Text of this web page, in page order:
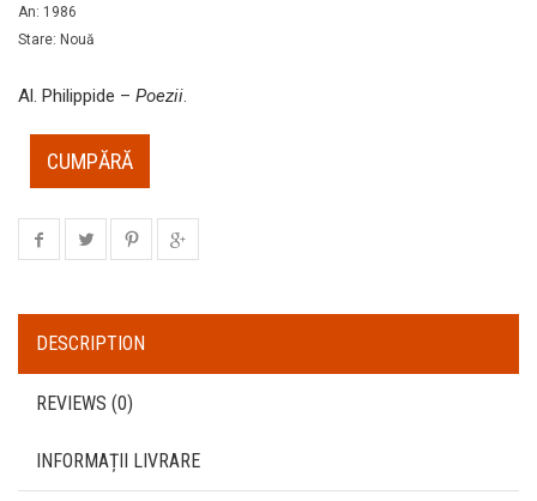
An: 1986
Stare: Nouă
Al. Philippide – Poezii.
CUMPĂRĂ
DESCRIPTION
REVIEWS (0)
INFORMAȚII LIVRARE